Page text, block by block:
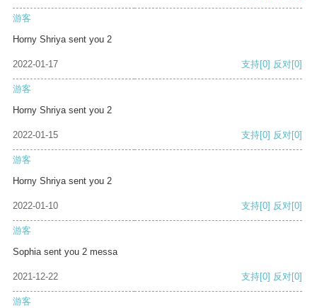
游客
Horny Shriya sent you 2
2022-01-17 支持[0] 反对[0]
游客
Horny Shriya sent you 2
2022-01-15 支持[0] 反对[0]
游客
Horny Shriya sent you 2
2022-01-10 支持[0] 反对[0]
游客
Sophia sent you 2 messa
2021-12-22 支持[0] 反对[0]
游客